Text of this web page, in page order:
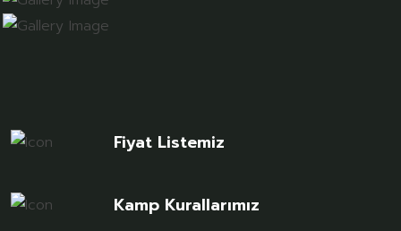
Fiyat Listemiz
Kamp Kurallarımız